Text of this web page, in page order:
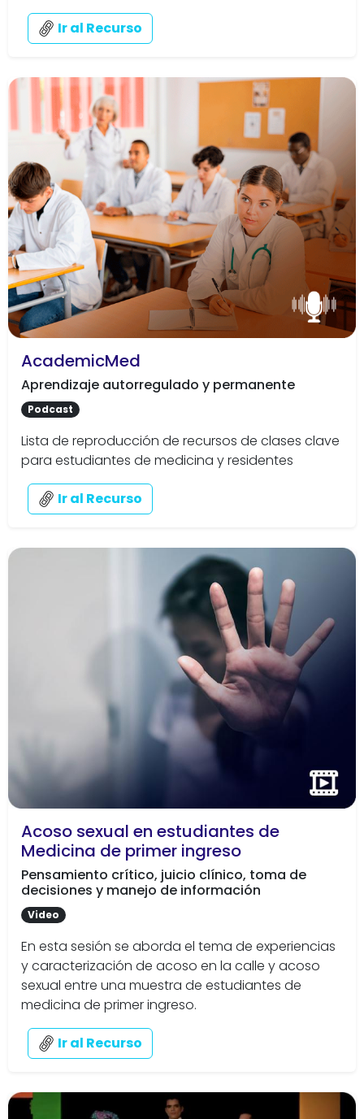
Ir al Recurso
AcademicMed
Aprendizaje autorregulado y permanente
Podcast
Lista de reproducción de recursos de clases clave
para estudiantes de medicina y residentes
Ir al Recurso
Acoso sexual en estudiantes de
Medicina de primer ingreso
Pensamiento crítico, juicio clínico, toma de
decisiones y manejo de información
Video
En esta sesión se aborda el tema de experiencias
y caracterización de acoso en la calle y acoso
sexual entre una muestra de estudiantes de
medicina de primer ingreso.
Ir al Recurso